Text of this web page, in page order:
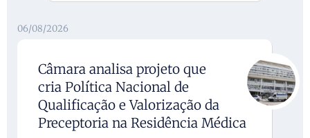
06/08/2026
Câmara analisa projeto que
cria Política Nacional de
Qualificação e Valorização da
Preceptoria na Residência Médica